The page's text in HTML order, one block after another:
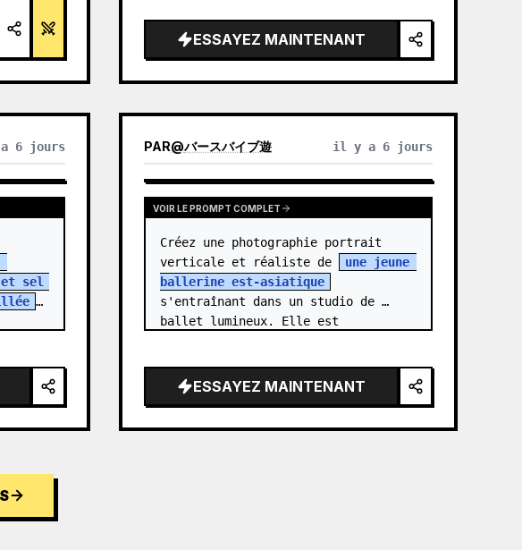
sujet est {argument name="characte…
ESSAYEZ MAINTENANT
6 jours
sel
,
PAR@バースバイブ遊 il y a 6 jours
VOIR LE PROMPT COMPLET
Créez une photographie portrait
verticale et réaliste de
une jeune
ballerine est-asiatique
s'entraînant dans un studio de
ballet lumineux. Elle est
needle » : un pi…
ESSAYEZ MAINTENANT